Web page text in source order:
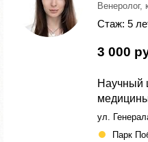
Венеролог,
Стаж: 5
3 000
Научный
ул.
Парк